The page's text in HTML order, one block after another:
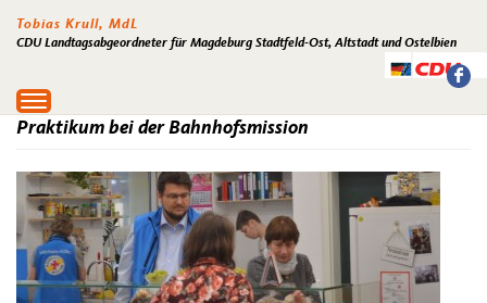
Tobias Krull, MdL
CDU Landtagsabgeordneter für Magdeburg Stadtfeld-Ost, Altstadt und Ostelbien
Toggle
navigation
Praktikum bei der Bahnhofsmission